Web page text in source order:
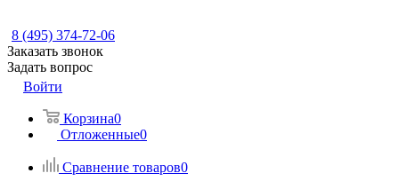
8 (495) 374-72-06
Заказать звонок
Задать вопрос
Войти
Корзина0
Отложенные0
Сравнение товаров0